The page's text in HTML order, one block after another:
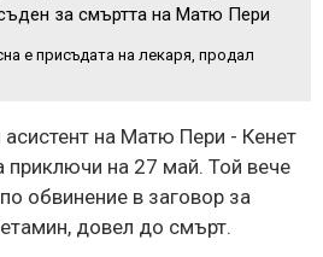
за смъртта на Матю Пери
е присъдата на лекаря, продал
на Матю Пери - Кенет
приключи на 27 май. Той вече
обвинение в заговор за
довел до смърт.